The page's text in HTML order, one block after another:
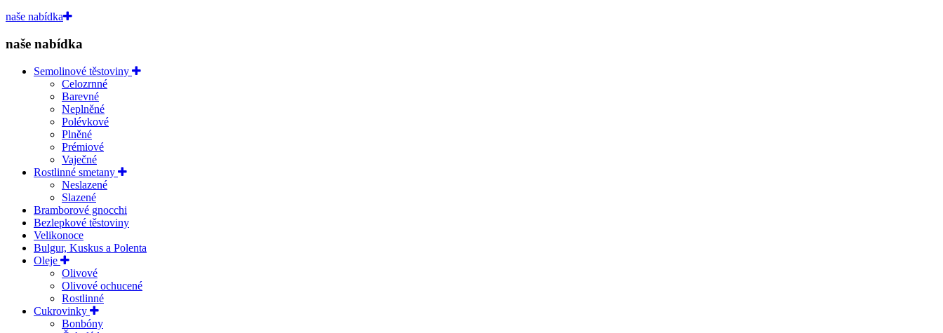
naše nabídka
naše nabídka
Semolinové těstoviny
Celozrnné
Barevné
Neplněné
Polévkové
Plněné
Prémiové
Vaječné
Rostlinné smetany
Neslazené
Slazené
Bramborové gnocchi
Bezlepkové těstoviny
Velikonoce
Bulgur, Kuskus a Polenta
Oleje
Olivové
Olivové ochucené
Rostlinné
Cukrovinky
Bonbóny